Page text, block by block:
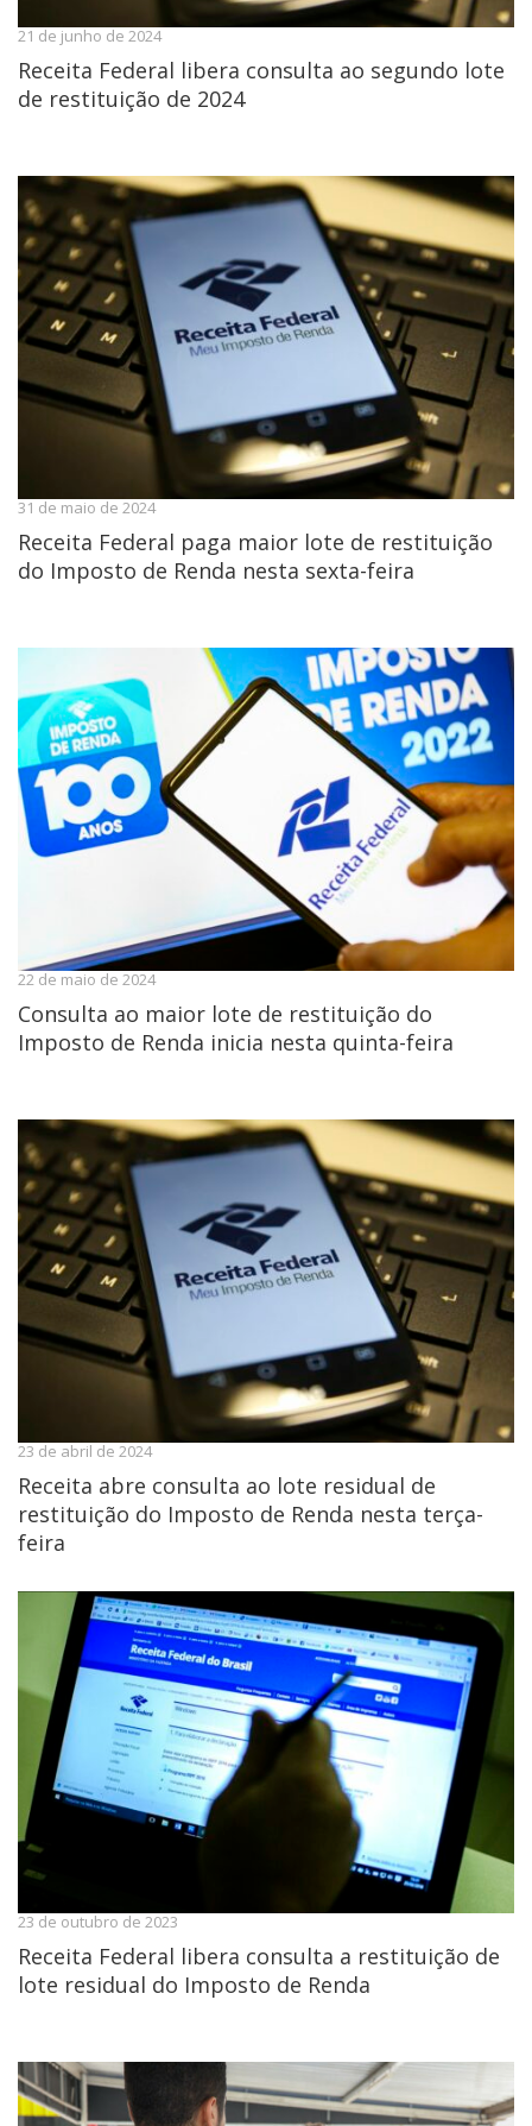
21 de junho de 2024
Receita Federal libera consulta ao segundo lote
de restituição de 2024
31 de maio de 2024
Receita Federal paga maior lote de restituição
do Imposto de Renda nesta sexta-feira
22 de maio de 2024
Consulta ao maior lote de restituição do
Imposto de Renda inicia nesta quinta-feira
23 de abril de 2024
Receita abre consulta ao lote residual de
restituição do Imposto de Renda nesta terça-
feira
23 de outubro de 2023
Receita Federal libera consulta a restituição de
lote residual do Imposto de Renda